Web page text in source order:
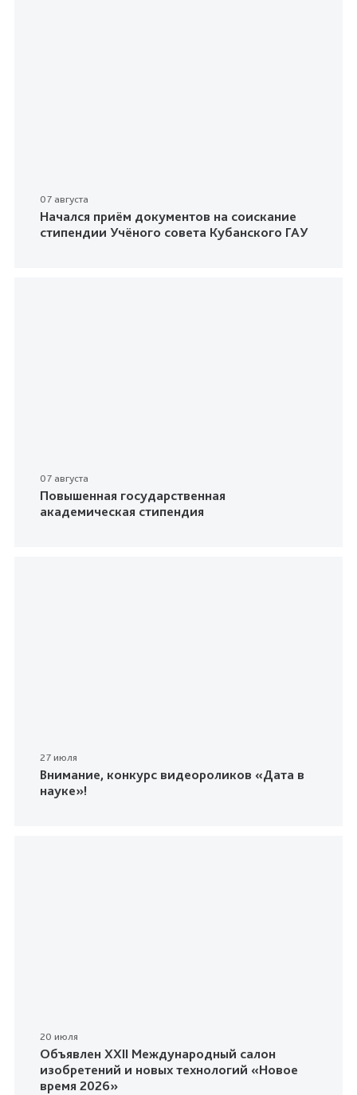
07 августа
Начался приём документов на соискание
стипендии Учёного совета Кубанского ГАУ
07 августа
Повышенная государственная
академическая стипендия
27 июля
Внимание, конкурс видеороликов «Дата в
науке»!
20 июля
Объявлен XXII Международный салон
изобретений и новых технологий «Новое
время 2026»